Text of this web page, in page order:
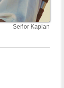
Señor Kaplan